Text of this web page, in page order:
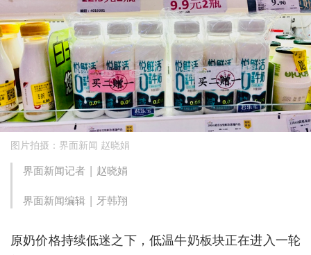
图片拍摄：界面新闻 赵晓娟
界面新闻记者 | 赵晓娟
界面新闻编辑 | 牙韩翔
原奶价格持续低迷之下，低温牛奶板块正在进入一轮